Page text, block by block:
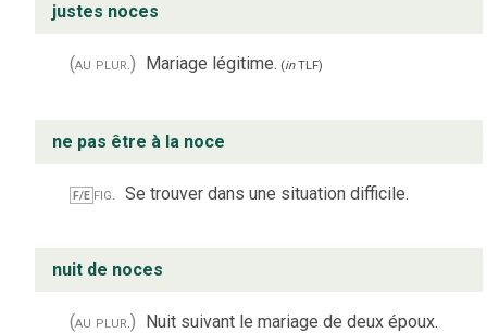
justes noces
(au plur.) Mariage légitime. (inTLF)
ne pas être à la noce
F/E fig. Se trouver dans une situation difficile.
nuit de noces
(au plur.) Nuit suivant le mariage de deux époux.